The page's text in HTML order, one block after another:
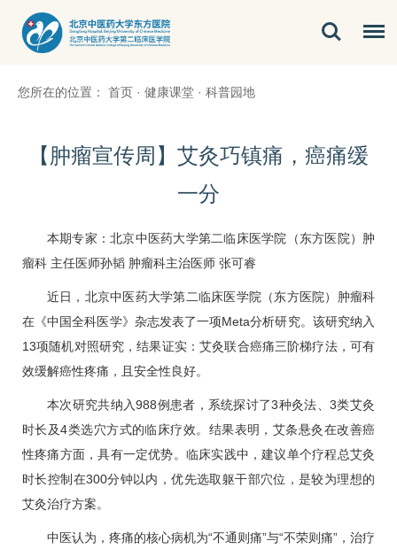
您所在的位置： 首页 · 健康课堂 · 科普园地
【肿瘤宣传周】艾灸巧镇痛，癌痛缓
一分
本期专家：北京中医药大学第二临床医学院（东方医院）
肿
瘤科 主任医师孙韬 肿瘤科主治医师 张可睿
近日，北京中医药大学第二临床医学院（东方医院）
肿瘤科
在《中国全科医学》杂志发表了一项Meta分析研究。该研究纳入
13项随机对照研究，结果证实：艾灸联合癌痛三阶梯疗法，可有
效缓解癌性疼痛，且安全性良好。
本次研究共纳入988例患者，系统探讨了3种灸法、3类艾灸
时长及4类选穴方式的临床疗效。结果表明，艾条悬灸在改善癌
性疼痛方面，具有一定优势。临床实践中，建议单个疗程总艾灸
时长控制在300分钟以内，优先选取躯干部穴位，是较为理想的
艾灸治疗方案。
中医认为，疼痛的核心病机为“不通则痛”与“不荣则痛”，治疗